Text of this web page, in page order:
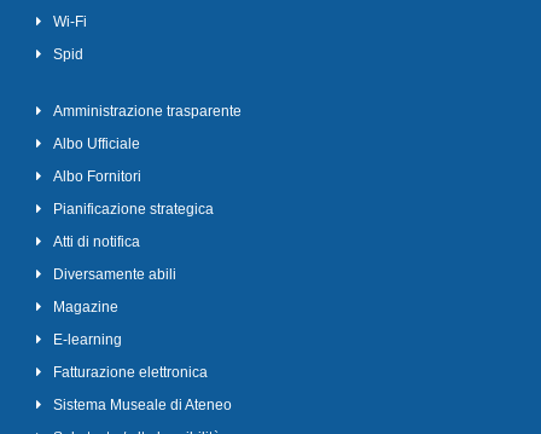
Wi-Fi
Spid
Amministrazione trasparente
Albo Ufficiale
Albo Fornitori
Pianificazione strategica
Atti di notifica
Diversamente abili
Magazine
E-learning
Fatturazione elettronica
Sistema Museale di Ateneo